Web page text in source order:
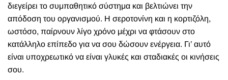
διεγείρει το συμπαθητικό σύστημα και βελτιώνει την
απόδοση του οργανισμού. Η σεροτονίνη και η κορτιζόλη,
ωστόσο, παίρνουν λίγο χρόνο μέχρι να φτάσουν στο
κατάλληλο επίπεδο για να σου δώσουν ενέργεια. Γι’ αυτό
είναι υποχρεωτικό να είναι γλυκές και σταδιακές οι κινήσεις
σου.